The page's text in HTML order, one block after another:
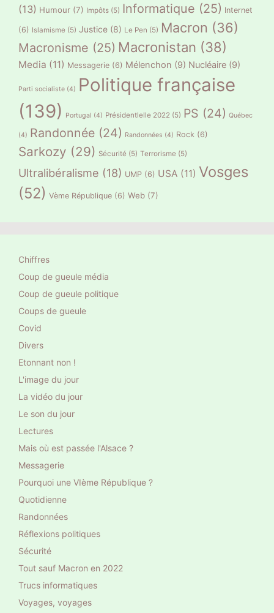
(13) Humour (7) Impôts (5) Informatique (25) Internet
(6) Islamisme (5) Justice (8) Le Pen (5) Macron (36)
Macronisme (25) Macronistan (38)
Media (11) Messagerie (6) Mélenchon (9) Nucléaire (9)
Parti socialiste (4) Politique française
(139)
Portugal (4) Présidentlelle 2022 (5) PS (24) Québec
(4) Randonnée (24) Randonnées (4) Rock (6)
Sarkozy (29) Sécurité (5) Terrorisme (5)
Ultralibéralisme (18) UMP (6) USA (11) Vosges
(52) Vème République (6) Web (7)
Chiffres
Coup de gueule média
Coup de gueule politique
Coups de gueule
Covid
Divers
Etonnant non !
L'image du jour
La vidéo du jour
Le son du jour
Lectures
Mais où est passée l'Alsace ?
Messagerie
Pourquoi une VIème République ?
Quotidienne
Randonnées
Réflexions politiques
Sécurité
Tout sauf Macron en 2022
Trucs informatiques
Voyages, voyages